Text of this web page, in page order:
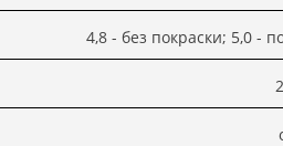
4,8 - без покраски; 5,0 -